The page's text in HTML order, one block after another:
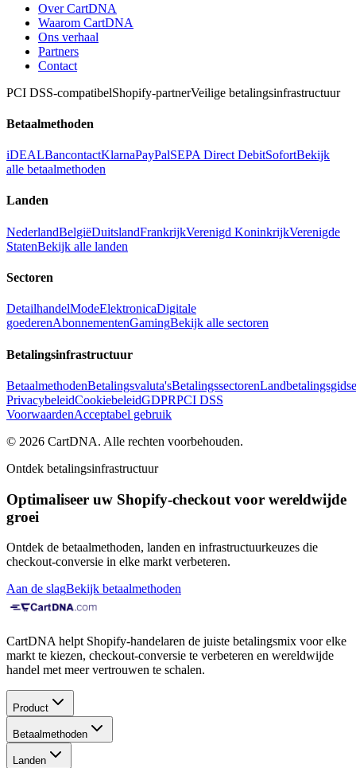
Over CartDNA
Waarom CartDNA
Ons verhaal
Partners
Contact
PCI DSS-compatibelShopify-partnerVeilige betalingsinfrastructuur
Betaalmethoden
iDEALBancontactKlarnaPayPalSEPA Direct DebitSofortBekijk
alle betaalmethoden
Landen
NederlandBelgiëDuitslandFrankrijkVerenigd KoninkrijkVerenigde
StatenBekijk alle landen
Sectoren
DetailhandelModeElektronicaDigitale
goederenAbonnementenGamingBekijk alle sectoren
Betalingsinfrastructuur
BetaalmethodenBetalingsvaluta'sBetalingssectoren
PrivacybeleidCookiebeleidGDPRPCI DSS
VoorwaardenAcceptabel gebruik
© 2026 CartDNA. Alle rechten voorbehouden.
Ontdek betalingsinfrastructuur
Optimaliseer uw Shopify-checkout voor wereldwijde
groei
Ontdek de betaalmethoden, landen en infrastructuurkeuzes die
checkout-conversie in elke markt verbeteren.
Aan de slagBekijk betaalmethoden
CartDNA helpt Shopify-handelaren de juiste betalingsmix voor elke
markt te kiezen, checkout-conversie te verbeteren en wereldwijde
handel met meer vertrouwen te schalen.
Product
Betaalmethoden
Landen